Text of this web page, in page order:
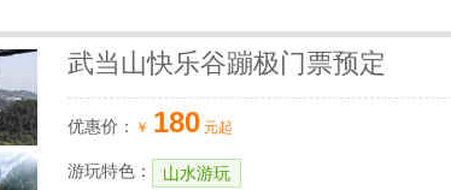
武当山快乐谷蹦极门票预定
优惠价： ￥ 180 元起
游玩特色： 山水游玩